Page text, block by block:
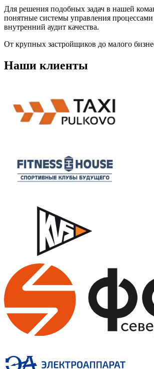
Для решения подобных задач в нашей
понятные системы управления процессами
внутренний аудит качества.
От крупных застройщиков до малого
Наши клиенты